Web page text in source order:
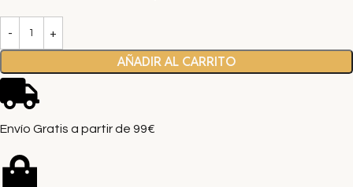
AÑADIR AL CARRITO
Envío Gratis a partir de 99€